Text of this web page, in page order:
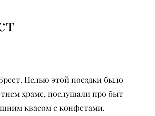
Целью этой поездки было
храме, послушали про быт
квасом с конфетами.